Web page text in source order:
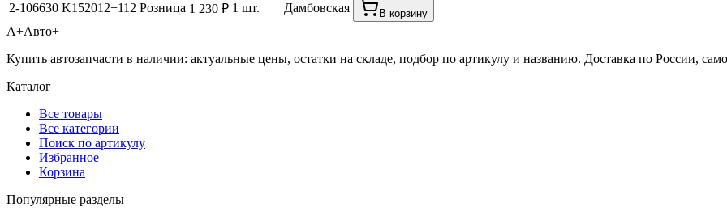
2-106630 K152012+112 Розница 1 230 ₽ 1 шт. Дамбовская В корзину
А+Авто+
Купить автозапчасти в наличии: актуальные цены, остатки на складе, подбор по артикулу и названию. Доставка по России,
Каталог
Все товары
Все категории
Поиск по артикулу
Избранное
Корзина
Популярные разделы